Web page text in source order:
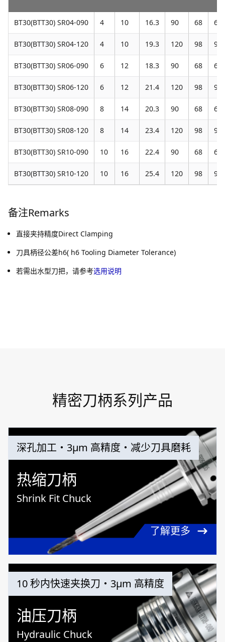
BT30(BTT30) SR04-090 4 10 16.3 90 68
BT30(BTT30) SR04-120 4 10 19.3 120 98
BT30(BTT30) SR06-090 6 12 18.3 90 68
BT30(BTT30) SR06-120 6 12 21.4 120 98
BT30(BTT30) SR08-090 8 14 20.3 90 68
BT30(BTT30) SR08-120 8 14 23.4 120 98
BT30(BTT30) SR10-090 10 16 22.4 90 68
BT30(BTT30) SR10-120 10 16 25.4 120 98
备注Remarks
直接夹持精度Direct Clamping
刀具柄径公差h6( h6 Tooling Diameter Tolerance)
若需出水型刀把，请参考选用说明
精密刀柄系列产品
深孔加工・3μm 高精度・减少刀具磨耗
热缩刀柄
Shrink Fit Chuck
了解更多
10 秒内快速夹换刀・3μm 高精度
油压刀柄
Hydraulic Chuck